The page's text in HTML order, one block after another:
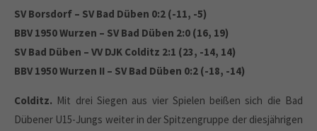
SV Borsdorf – SV Bad Düben 0:2 (-11, -5)
BBV 1950 Wurzen – SV Bad Düben 2:0 (16, 19)
SV Bad Düben – VV DJK Colditz 2:1 (23, -14, 14)
BBV 1950 Wurzen II – SV Bad Düben 0:2 (-18, -14)
Colditz. Mit drei Siegen aus vier Spielen beißen sich die Bad
Dübener U15-Jungs weiter in der Spitzengruppe der diesjährigen